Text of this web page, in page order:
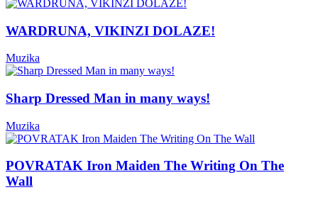
WARDRUNA, VIKINZI DOLAZE!
Muzika
Sharp Dressed Man in many ways!
Muzika
POVRATAK Iron Maiden The Writing On The
Wall